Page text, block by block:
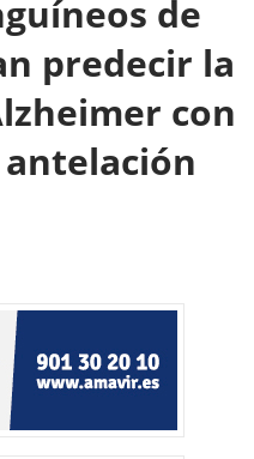
de
predecir la
con